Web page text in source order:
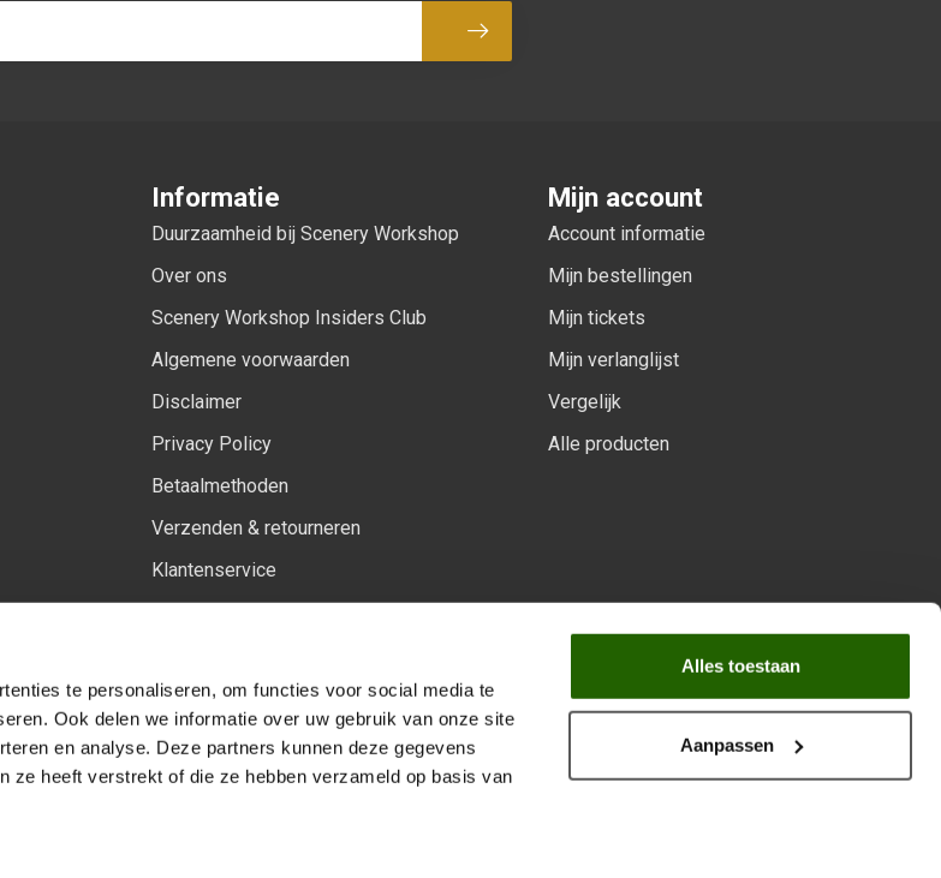
te personaliseren, om functies voor social media te
Ook delen we informatie over uw gebruik van onze site
en analyse. Deze partners kunnen deze gegevens
ze heeft verstrekt of die ze hebben verzameld op basis van
Alles toestaan
Aanpassen
Abonneer
Informatie
Duurzaamheid bij Scenery Workshop
Over ons
Scenery Workshop Insiders Club
Algemene voorwaarden
Disclaimer
Privacy Policy
Betaalmethoden
Verzenden & retourneren
Klantenservice
Mijn account
Account informatie
Mijn bestellingen
Mijn tickets
Mijn verlanglijst
Vergelijk
Alle producten
Volg ons op:
Facebook
YoutubeInstagram